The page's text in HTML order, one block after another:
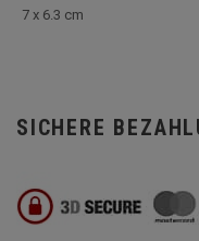
7 x 6.3 cm
SICHERE